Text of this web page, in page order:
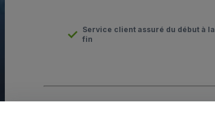
Service client assuré du début à la
fin